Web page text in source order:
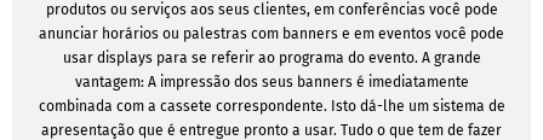
produtos ou serviços aos seus clientes, em conferências você pode
anunciar horários ou palestras com banners e em eventos você pode
usar displays para se referir ao programa do evento. A grande
vantagem: A impressão dos seus banners é imediatamente
combinada com a cassete correspondente. Isto dá-lhe um sistema de
apresentação que é entregue pronto a usar. Tudo o que tem de fazer